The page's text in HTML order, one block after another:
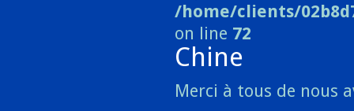
/home/clients/
on line 72
Chine
Merci à tous de nous